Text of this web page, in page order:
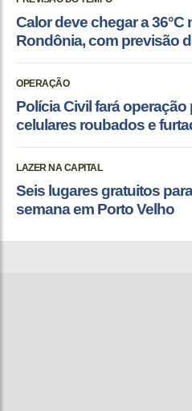
Calor deve chegar a 36°C
Rondônia, com previsão
OPERAÇÃO
Polícia Civil fará operação
celulares roubados e
LAZER NA CAPITAL
Seis lugares gratuitos
semana em Porto Velho